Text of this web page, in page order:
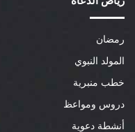
رمضان
المولد النبوي
خطب منبرية
دروس ومواعظ
أنشطة دعوية